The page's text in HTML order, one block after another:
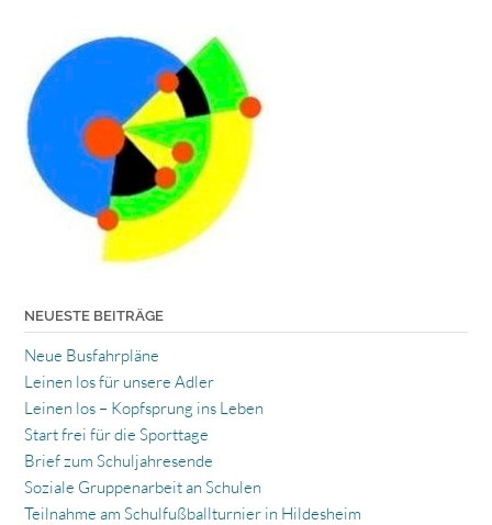
NEUESTE BEITRÄGE
Neue Busfahrpläne
Leinen los für unsere Adler
Leinen los – Kopfsprung ins Leben
Start frei für die Sporttage
Brief zum Schuljahresende
Soziale Gruppenarbeit an Schulen
Teilnahme am Schulfußballturnier in Hildesheim